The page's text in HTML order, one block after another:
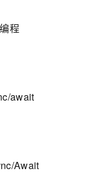
程
await
Await